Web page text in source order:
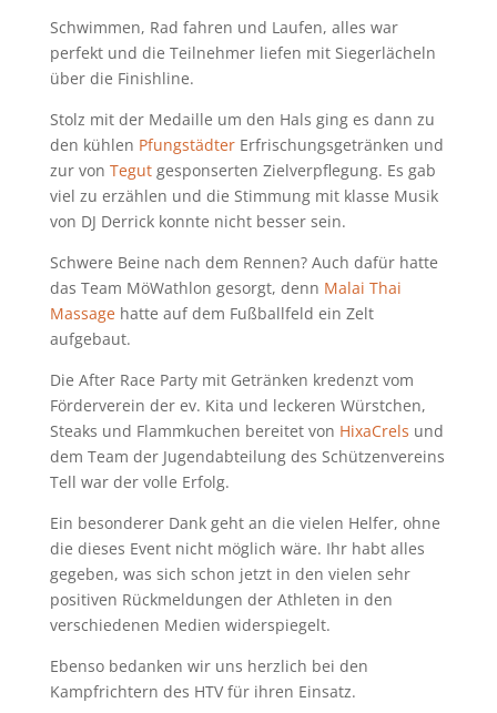
Schwimmen, Rad fahren und Laufen, alles war
perfekt und die Teilnehmer liefen mit Siegerlächeln
über die Finishline.
Stolz mit der Medaille um den Hals ging es dann zu
den kühlen PfungstädterErfrischungsgetränken und
zur von Tegutgesponserten Zielverpflegung. Es gab
viel zu erzählen und die Stimmung mit klasse Musik
von DJ Derrick konnte nicht besser sein.
Schwere Beine nach dem Rennen? Auch dafür hatte
das Team MöWathlon gesorgt, denn Malai Thai
Massagehatte auf dem Fußballfeld ein Zelt
aufgebaut.
Die After Race Party mit Getränken kredenzt vom
Förderverein der ev. Kita und leckeren Würstchen,
Steaks und Flammkuchen bereitet von HixaCrels und
dem Team der Jugendabteilung des Schützenvereins
Tell war der volle Erfolg.
Ein besonderer Dank geht an die vielen Helfer, ohne
die dieses Event nicht möglich wäre. Ihr habt alles
gegeben, was sich schon jetzt in den vielen sehr
positiven Rückmeldungen der Athleten in den
verschiedenen Medien widerspiegelt.
Ebenso bedanken wir uns herzlich bei den
Kampfrichtern des HTV für ihren Einsatz.